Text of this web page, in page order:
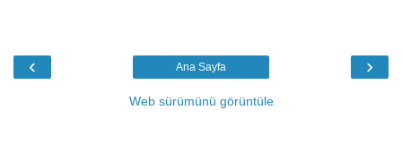
‹ ›
Ana Sayfa
Web sürümünü görüntüle